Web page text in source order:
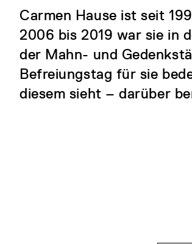
Carmen Hause ist seit
2006 bis 2019 war sie in
der Mahn- und
Befreiungstag für sie
diesem sieht – darüber